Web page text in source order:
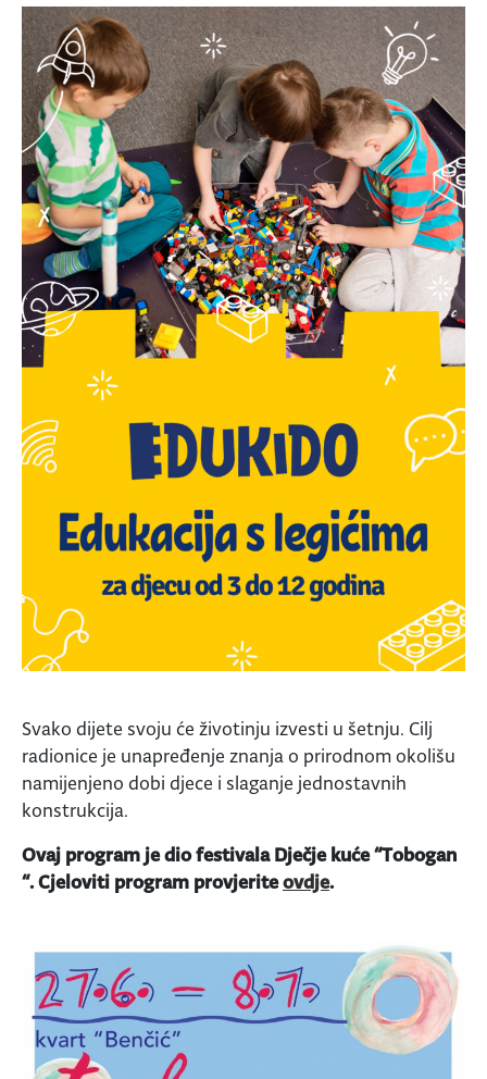
Svako dijete svoju će životinju izvesti u šetnju. Cilj
radionice je unapređenje znanja o prirodnom okolišu
namijenjeno dobi djece i slaganje jednostavnih
konstrukcija.
Ovaj program je dio festivala Dječje kuće “Tobogan
“. Cjeloviti program provjeriteovdje.